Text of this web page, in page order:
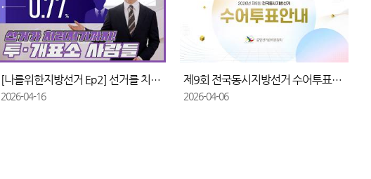
[나를위한지방선거 Ep2] 선거를 치르기까지, 투· 개표소 사람들
2026-04-16
제9회 전국동시지방선거 수어투표안내
2026-04-06